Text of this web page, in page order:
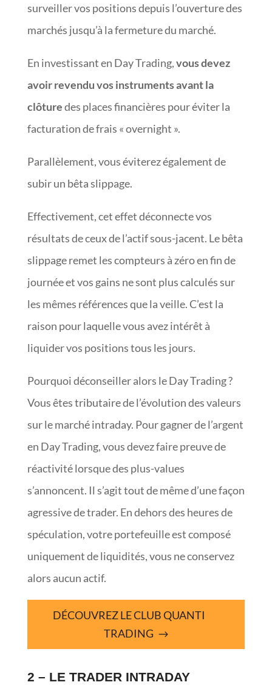
surveiller vos positions depuis l’ouverture des
marchés jusqu’à la fermeture du marché.
En investissant en Day Trading,vous devez
avoir revendu vos instruments avant la
clôturedes places financières pour éviter la
facturation de frais « overnight ».
Parallèlement, vous éviterez également de
subir un bêta slippage.
Effectivement, cet effet déconnecte vos
résultats de ceux de l’actif sous-jacent. Le bêta
slippage remet les compteurs à zéro en fin de
journée et vos gains ne sont plus calculés sur
les mêmes références que la veille. C’est la
raison pour laquelle vous avez intérêt à
liquider vos positions tous les jours.
Pourquoi déconseiller alors le Day Trading ?
Vous êtes tributaire de l’évolution des valeurs
sur le marché intraday. Pour gagner de l’argent
en Day Trading, vous devez faire preuve de
réactivité lorsque des plus-values
s’annoncent. Il s’agit tout de même d’une façon
agressive de trader. En dehors des heures de
spéculation, votre portefeuille est composé
uniquement de liquidités, vous ne conservez
alors aucun actif.
DÉCOUVREZ LE CLUB QUANTI
TRADING
2 – LE TRADER INTRADAY